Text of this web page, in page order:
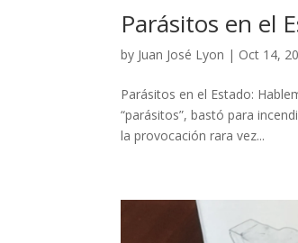
Parásitos en el
by Juan José Lyon | Oct 14,
Parásitos en el Estado:
“parásitos”, bastó para
la provocación rara vez...